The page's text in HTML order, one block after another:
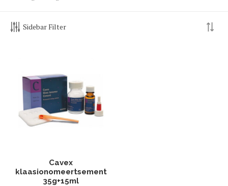
Sidebar Filter
Cavex
klaasionomeertsement
35g+15ml